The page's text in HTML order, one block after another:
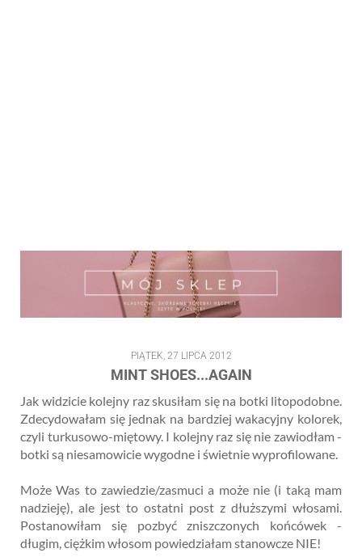
PIĄTEK, 27 LIPCA 2012
MINT SHOES...AGAIN
Jak widzicie kolejny raz skusiłam się na botki litopodobne.
Zdecydowałam się jednak na bardziej wakacyjny kolorek,
czyli turkusowo-miętowy. I kolejny raz się nie zawiodłam -
botki są niesamowicie wygodne i świetnie wyprofilowane.
Może Was to zawiedzie/zasmuci a może nie (i taką mam
nadzieję), ale jest to ostatni post z dłuższymi włosami.
Postanowiłam się pozbyć zniszczonych końcówek -
długim, ciężkim włosom powiedziałam stanowcze NIE!